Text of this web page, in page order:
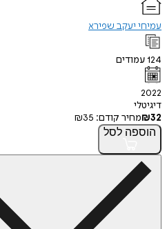
עמיחי יעקב שפירא
124עמודים
2022
דיגיטלי
₪32 מחיר קודם: ₪35
הוספה לסל